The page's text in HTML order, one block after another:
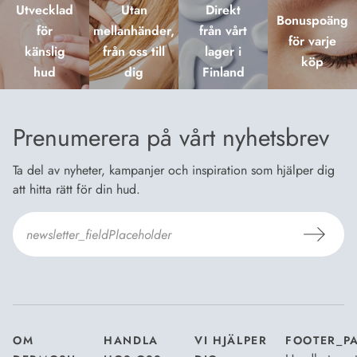
Utvecklad
för
känslig
hud
Utan
mellanhänder,
från oss till
dig
Direkt
från vårt
lager i
Finland
Bonuspoäng
för varje
köp
Prenumerera på vårt nyhetsbrev
Ta del av nyheter, kampanjer och inspiration som hjälper dig
att hitta rätt för din hud.
OM
HANDLA
VI HJÄLPER